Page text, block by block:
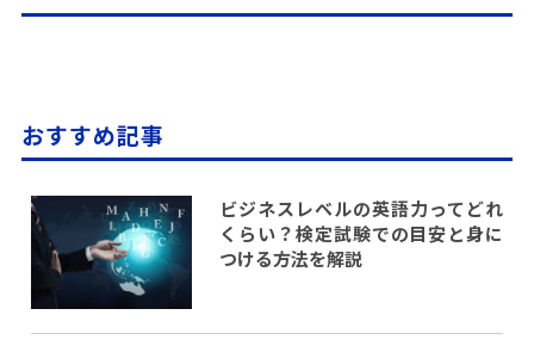
おすすめ記事
ビジネスレベルの英語力ってどれ
くらい？検定試験での目安と身に
つける方法を解説